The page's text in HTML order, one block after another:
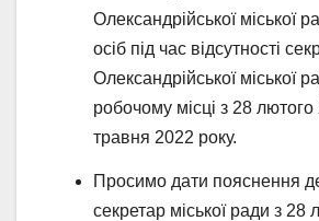
Олександрійської міської
осіб під час відсутності
Олександрійської міської
робочому місці з 28
травня 2022 року.
Просимо дати пояснення
секретар міської ради з 28